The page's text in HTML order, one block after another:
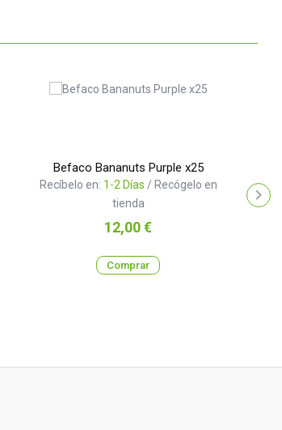
Befaco Bananuts Purple x25
Recíbelo en: 1-2 Días / Recógelo en
tienda
Precio
12,00 €
Comprar